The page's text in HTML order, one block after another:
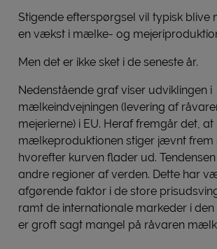
Stigende efterspørgsel vil typisk blive
en vækst i mælke- og
Men det er ikke sket i de seneste år.
Nedenstående graf viser udviklingen i
mælkeindvejningen (levering af
mejerierne) i EU. Heraf fremgår det, at
mælkeproduktionen stiger jævnt frem
hvorefter kurven flader ud.
andre regioner af verden. Dette har
afgørende faktor i de store
ramt de internationale markeder i den
er groft sagt mangel på råvaren